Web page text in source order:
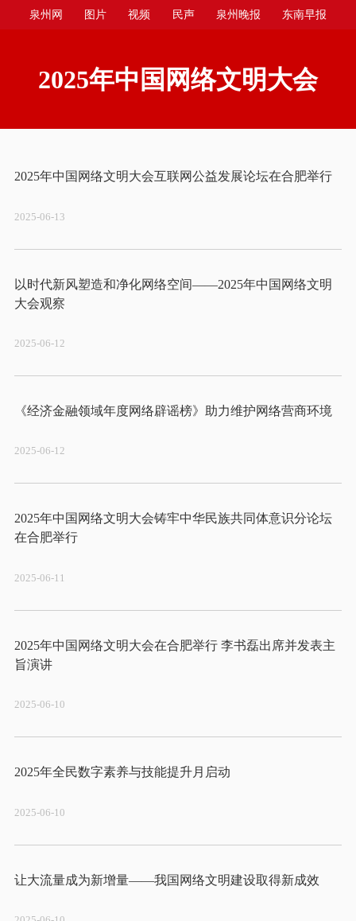
泉州网 图片 视频 民声 泉州晚报 东南早报
2025年中国网络文明大会
2025年中国网络文明大会互联网公益发展论坛在合肥举行
2025-06-13
以时代新风塑造和净化网络空间——2025年中国网络文明
2025-06-12
2025-06-12
2025年中国网络文明大会铸牢中华民族共同体意识分论坛
在合肥举行
2025-06-11
2025年中国网络文明大会在合肥举行 李书磊出席并发表主
旨演讲
2025-06-10
2025-06-10